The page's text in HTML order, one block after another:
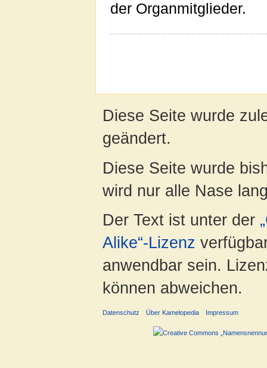
der Organmitglieder.
Diese Seite wurde
geändert.
Diese Seite wurde
wird nur alle Nase
Der Text ist unter der
Alike“-Lizenz
anwendbar sein.
können abweichen.
Datenschutz Über Kamelopedia Impressum